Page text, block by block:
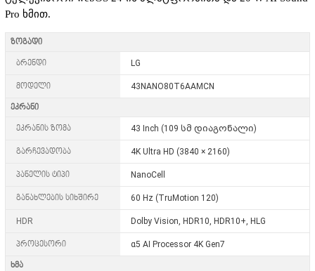
Pro ხმით.
ზოგადი
ბრენდი LG
მოდელი 43NANO80T6AAMCN
ეკრანი
ეკრანის ზომა 43 Inch (109 სმ დიაგონალი)
გარჩევადობა 4K Ultra HD (3840 × 2160)
პანელის ტიპი NanoCell
განახლების სიხშირე 60 Hz (TruMotion 120)
HDR Dolby Vision, HDR10, HDR10+, HLG
პროცესორი α5 AI Processor 4K Gen7
ხმა